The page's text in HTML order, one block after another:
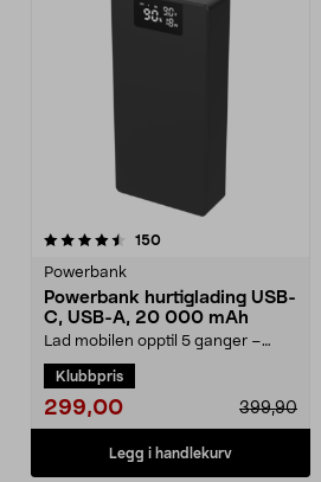
150anmeldelser
Powerbank
Powerbank hurtiglading USB-
C, USB-A, 20 000 mAh
Lad mobilen opptil 5 ganger –
powerbank – 20...
Klubbpris
299,00 399,90
Legg i handlekurv
4.5 av 5 stjerner